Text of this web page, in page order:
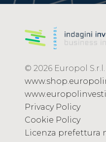
© 2026 Europol S.r.l.
Privacy Policy
Cookie Policy
Licenza prefettura